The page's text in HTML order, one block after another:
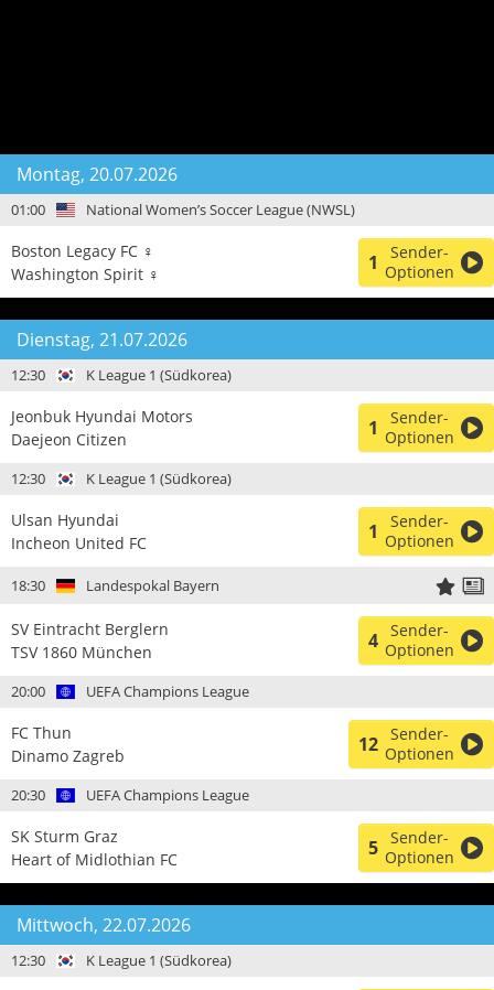
Montag, 20.07.2026
01:00 National Women’s Soccer League (NWSL)
Boston Legacy FC ♀
Washington Spirit ♀
1
Sender-
Optionen
Dienstag, 21.07.2026
12:30 K League 1 (Südkorea)
Jeonbuk Hyundai Motors
Daejeon Citizen
1
Sender-
Optionen
12:30 K League 1 (Südkorea)
Ulsan Hyundai
Incheon United FC
1
Sender-
Optionen
18:30 Landespokal Bayern
SV Eintracht Berglern
TSV 1860 München
4 Sender-
Optionen
20:00 UEFA Champions League
FC Thun
Dinamo Zagreb
12 Sender-
Optionen
20:30 UEFA Champions League
SK Sturm Graz
Heart of Midlothian FC
5 Sender-
Optionen
Mittwoch, 22.07.2026
12:30 K League 1 (Südkorea)